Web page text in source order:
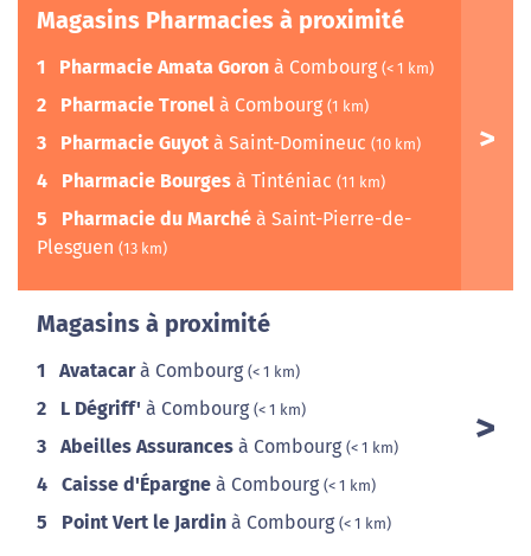
Magasins Pharmacies à proximité
1 Pharmacie Amata Goron à Combourg (< 1 km)
2 Pharmacie Tronel à Combourg (1 km)
3 Pharmacie Guyot à Saint-Domineuc (10 km)
4 Pharmacie Bourges à Tinténiac (11 km)
5 Pharmacie du Marché à Saint-Pierre-de-
Plesguen (13 km)
Magasins à proximité
1 Avatacarà Combourg (< 1 km)
2 L Dégriff' à Combourg (< 1 km)
3 Abeilles Assurances à Combourg (< 1 km)
4 Caisse d'Épargne à Combourg (< 1 km)
5 Point Vert le Jardin à Combourg (< 1 km)